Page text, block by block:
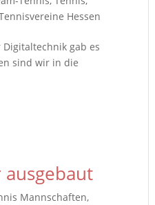
Hessen
gab es
sind wir in die
Mannschaften,